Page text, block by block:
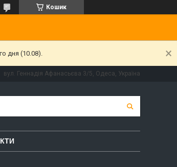
Кошик
дня (10.08).
вул. Геннадія Афанасьєва 3/5, Одеса, Україна